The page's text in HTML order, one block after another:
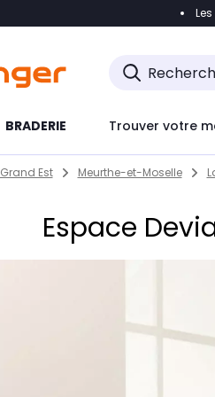
Accéder
BRADERIE Trouver votre
Grand Est Meurthe-et-Moselle
Espace